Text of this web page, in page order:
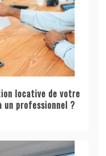
locative de votre
un professionnel ?